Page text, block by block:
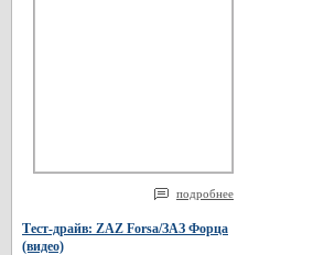
подробнее
Тест-драйв: ZAZ Forsa/ЗАЗ Форца
(видео)